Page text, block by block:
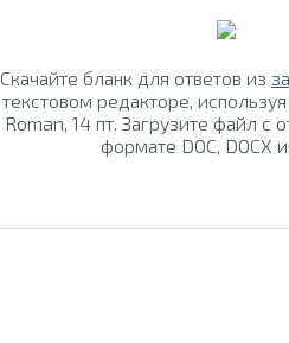
Скачайте бланк для ответов из
текстовом редакторе,
Roman, 14 пт. Загрузите файл с
формате DOC, DOCX